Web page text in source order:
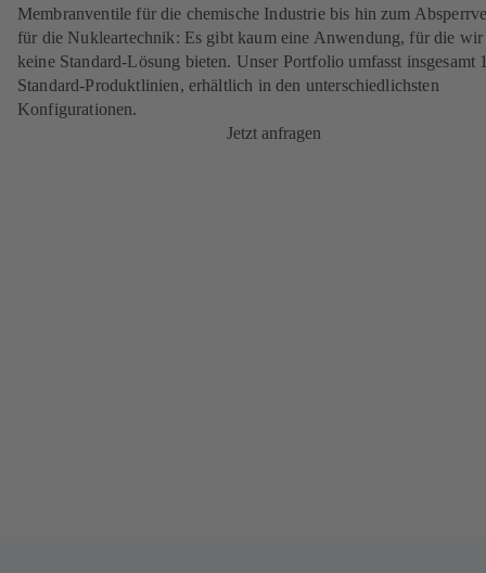
Membranventile für die chemische Industrie bis hin zum
für die Nukleartechnik: Es gibt kaum eine Anwendung, für die
keine Standard-Lösung bieten. Unser Portfolio umfasst insgesamt
Standard-Produktlinien, erhältlich in den unterschiedlichsten
Konfigurationen.
Jetzt anfragen